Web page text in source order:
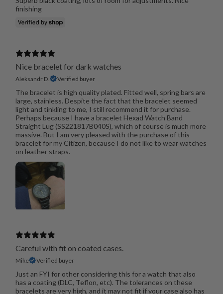
finishing
Nice bracelet for dark watches
Aleksandr D. Verified buyer
The bracelet is high quality plated. Fitted well, spring bars are
large, stainless. Despite the fact that the bracelet seemed
light and tinkling to me, I still recommend it for purchase.
Perhaps because I have a bracelet Hexad Watch Band
Straight Lug (SS221817B040S), which of course is much more
massive. But I am very pleased with the purchase of this
bracelet for my Citizen, because I do not like to wear watches
on leather straps.
Careful with fit on coated cases.
Mike Verified buyer
Just an FYI for other considering this for a watch that also
has a coating (DLC, Teflon, etc). The tolerances on these
bracelets are very high, and it may not fit if your case also has